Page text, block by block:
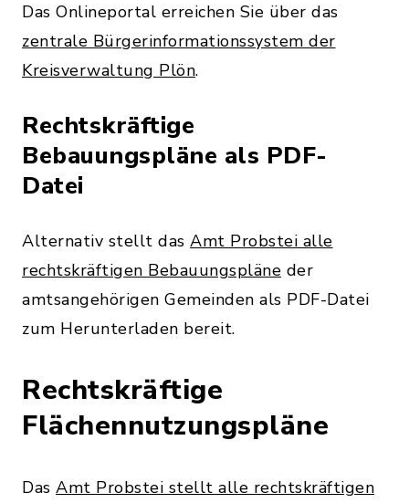
Das Onlineportal erreichen Sie über das
zentrale Bürgerinformationssystem der
Kreisverwaltung Plön.
Rechtskräftige
Bebauungspläne als PDF-
Datei
Alternativ stellt das Amt Probstei alle
rechtskräftigen Bebauungspläne der
amtsangehörigen Gemeinden als PDF-Datei
zum Herunterladen bereit.
Rechtskräftige
Flächennutzungspläne
Das Amt Probstei stellt alle rechtskräftigen